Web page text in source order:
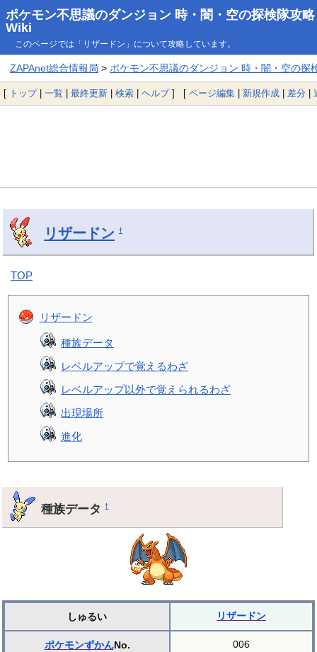
ポケモン不思議のダンジョン 時・闇・空の探検隊攻略
Wiki
このページでは「リザードン」について攻略しています。
ZAPAnet総合情報局 > ポケモン不思議のダンジョン 時・闇・空の探
[ トップ| 一覧 | 最終更新 | 検索 | ヘルプ] [ ページ編集 | 新規作成 | 差分 |
リザードン †
TOP
リザードン
種族データ
レベルアップで覚えるわざ
レベルアップ以外で覚えられるわざ
出現場所
進化
種族データ†
しゅるい リザードン
ポケモンずかんNo. 006